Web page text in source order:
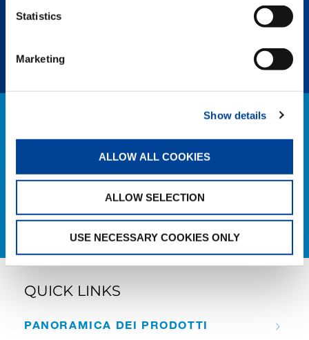
Statistics
Marketing
Show details
ALLOW ALL COOKIES
ALLOW SELECTION
USE NECESSARY COOKIES ONLY
Gli esperti di gru e i programmi di formazione
problemi per ridurre al minimo i tempi di fermo
e massimizzare la produttività.
QUICK LINKS
PANORAMICA DEI PRODOTTI